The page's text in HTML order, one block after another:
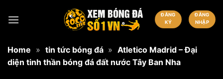
qua
ĐĂNG
KÝ
ĐĂNG
NHẬP
Home » tin tức bóng đá » Atletico Madrid – Đại
diện tinh thần bóng đá đất nước Tây Ban Nha